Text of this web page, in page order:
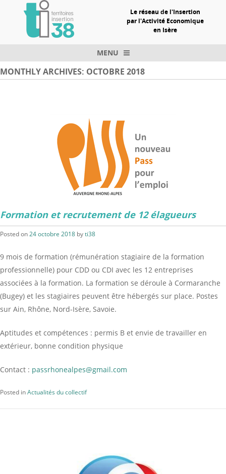
Le réseau de l'Insertion
par l'Activité Economique
en Isère
MENU
Skip to content
MONTHLY ARCHIVES: OCTOBRE 2018
Formation et recrutement de 12 élagueurs
Posted on24 octobre 2018 byti38
9 mois de formation (rémunération stagiaire de la formation
professionnelle) pour CDD ou CDI avec les 12 entreprises
associées à la formation. La formation se déroule à Cormaranche
(Bugey) et les stagiaires peuvent être hébergés sur place. Postes
sur Ain, Rhône, Nord-Isère, Savoie.
Aptitudes et compétences : permis B et envie de travailler en
extérieur, bonne condition physique
Contact : passrhonealpes@gmail.com
Posted inActualités du collectif